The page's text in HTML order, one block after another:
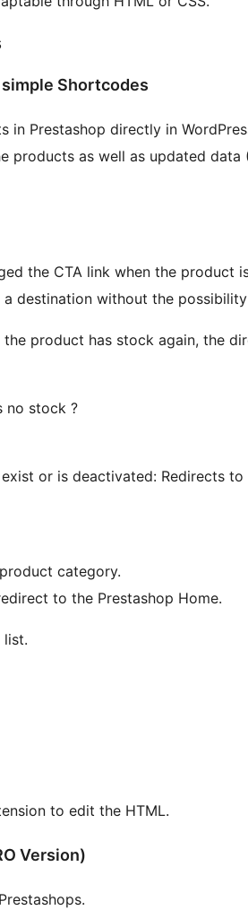
Shortcodes
Prestashop directly in
products as well as updated data
the CTA link when the product
destination without the
product has stock again, the
no stock ?
or is deactivated: Redirects to
category.
to the Prestashop Home.
list.
to edit the HTML.
Version)